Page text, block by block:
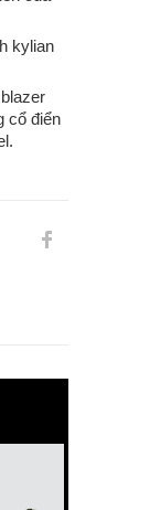
cổ điển